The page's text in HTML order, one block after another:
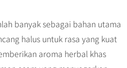
banyak sebagai bahan utama
halus untuk rasa yang kuat
aroma herbal khas